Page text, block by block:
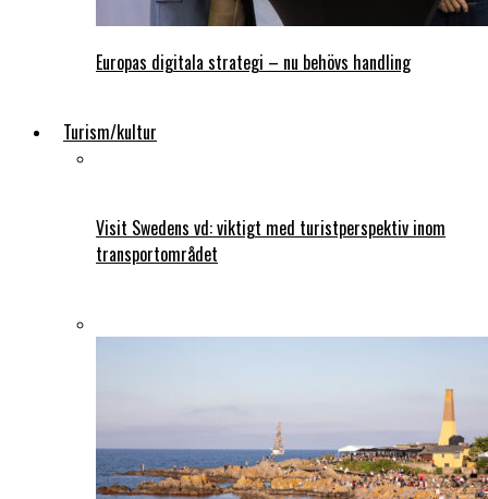
Europas digitala strategi – nu behövs handling
Turism/kultur
Visit Swedens vd: viktigt med turistperspektiv inom
transportområdet